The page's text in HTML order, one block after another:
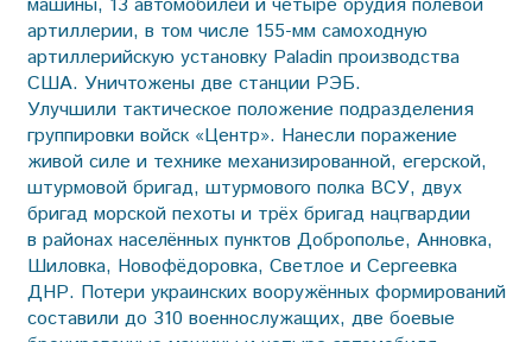
артиллерии, в том числе 155-мм самоходную
артиллерийскую установку Paladin производства
США. Уничтожены две станции РЭБ.
Улучшили тактическое положение подразделения
группировки войск «Центр». Нанесли поражение
живой силе и технике механизированной, егерской,
штурмовой бригад, штурмового полка ВСУ, двух
бригад морской пехоты и трёх бригад нацгвардии
в районах населённых пунктов Доброполье, Анновка,
Шиловка, Новофёдоровка, Светлое и Сергеевка
ДНР. Потери украинских вооружённых формирований
составили до 310 военнослужащих, две боевые